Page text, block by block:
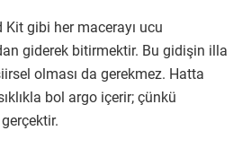
gibi her macerayı ucu
giderek bitirmektir. Bu gidişin illa
olması da gerekmez. Hatta
bol argo içerir; çünkü